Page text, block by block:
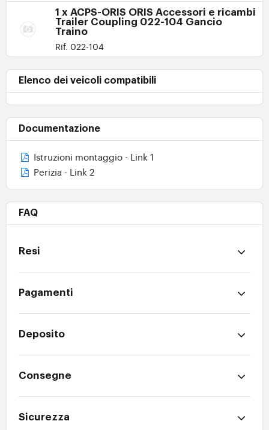
1 x ACPS-ORIS ORIS Accessori e ricambi
Trailer Coupling 022-104 Gancio
Traino
Rif. 022-104
Elenco dei veicoli compatibili
Documentazione
Istruzioni montaggio - Link 1
Perizia - Link 2
FAQ
Resi
Pagamenti
Deposito
Consegne
Sicurezza